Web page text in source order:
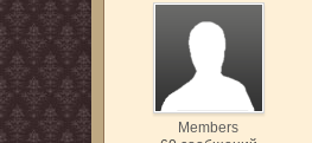
Members